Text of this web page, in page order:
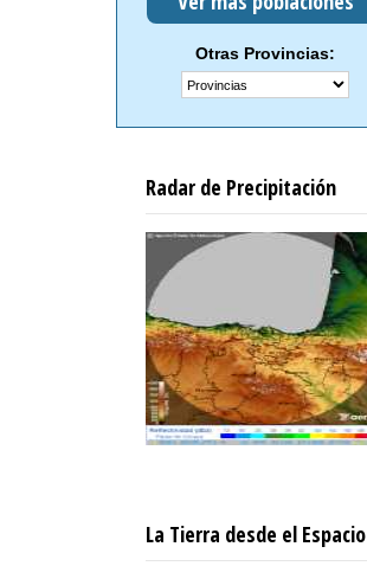
Otras Provincias:
Radar de Precipitación
La Tierra desde el Espacio